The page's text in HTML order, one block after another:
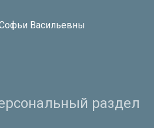
Васильевны
раздел